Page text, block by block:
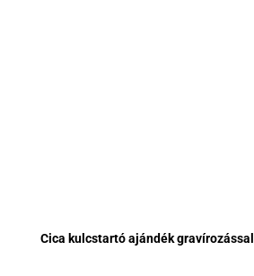
Cica kulcstartó ajándék gravírozással